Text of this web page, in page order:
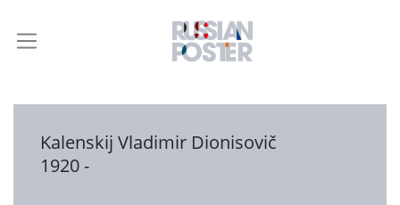
Kalenskij Vladimir Dionisovič
1920 -